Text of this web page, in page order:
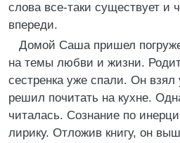
слова все-таки существует и
впереди.
Домой Саша пришел
на темы любви и жизни.
сестренка уже спали. Он
решил почитать на кухне.
читалась. Сознание по
лирику. Отложив книгу, он